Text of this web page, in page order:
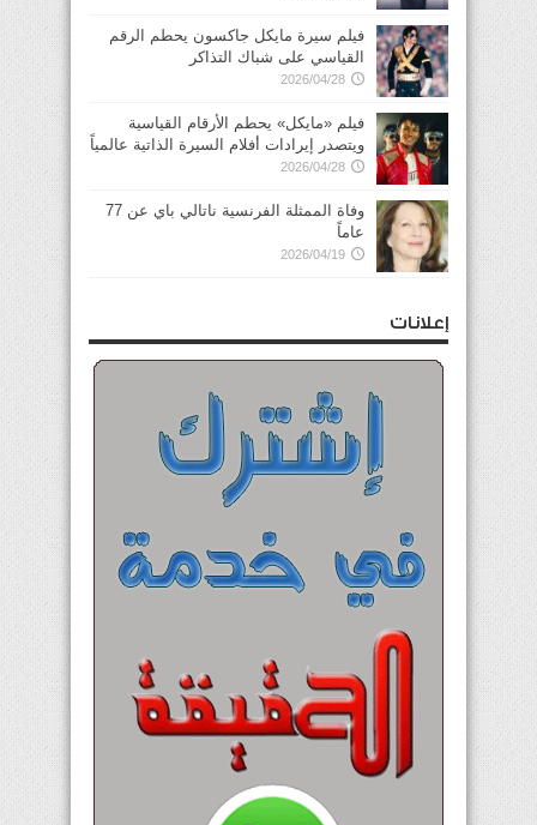
فيلم سيرة مايكل جاكسون يحطم الرقم
القياسي على شباك التذاكر
2026/04/28
فيلم «مايكل» يحطم الأرقام القياسية
ويتصدر إيرادات أفلام السيرة الذاتية عالمياً
2026/04/28
وفاة الممثلة الفرنسية ناتالي باي عن 77
عاماً
2026/04/19
إعلانات